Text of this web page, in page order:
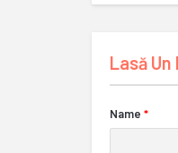
Lasă Un
Name *